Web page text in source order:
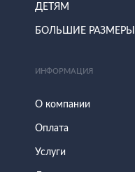
ДЕТЯМ
БОЛЬШИЕ РАЗМЕРЫ
ИНФОРМАЦИЯ
О компании
Оплата
Услуги